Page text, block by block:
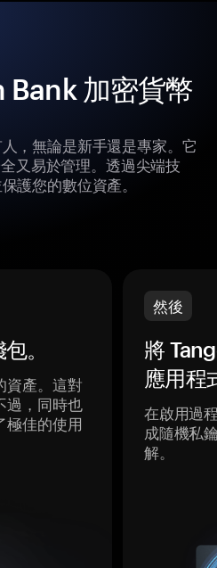
Bank 加密貨幣
，無論是新手還是專家。它
又易於管理。透過尖端技
護您的數位資產。
。
資產。這對
過，同時也
極佳的使用
然後
將
應用程
在啟用過
成隨機私
解。